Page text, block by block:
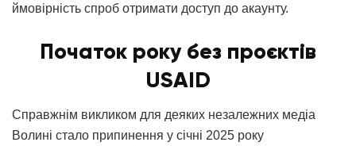
ймовірність спроб отримати доступ до акаунту.
Початок року без проєктів
USAID
Справжнім викликом для деяких незалежних медіа
Волині стало припинення у січні 2025 року